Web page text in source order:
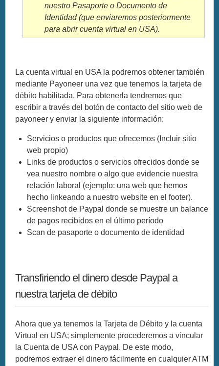
nuestro Pasaporte o Documento de
Identidad (que enviaremos posteriormente
para abrir cuenta virtual en USA).
La cuenta virtual en USA la podremos obtener también
mediante Payoneer una vez que tenemos la tarjeta de
débito habilitada. Para obtenerla tendremos que
escribir a través del botón de contacto del sitio web de
payoneer y enviar la siguiente información:
Servicios o productos que ofrecemos (Incluir sitio
web propio)
Links de productos o servicios ofrecidos donde se
vea nuestro nombre o algo que evidencie nuestra
relación laboral (ejemplo: una web que hemos
hecho linkeando a nuestro website en el footer).
Screenshot de Paypal donde se muestre un balance
de pagos recibidos en el último período
Scan de pasaporte o documento de identidad
Transfiriendo el dinero desde Paypal a
nuestra tarjeta de débito
Ahora que ya tenemos la Tarjeta de Débito y la cuenta
Virtual en USA; simplemente procederemos a vincular
la Cuenta de USA con Paypal. De este modo,
podremos extraer el dinero fácilmente en cualquier ATM